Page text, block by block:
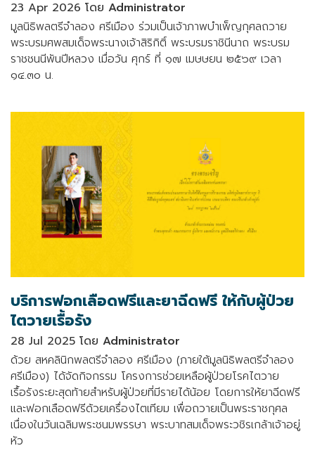
23 Apr 2026 โดย Administrator
มูลนิธิพลตรีจำลอง ศรีเมือง ร่วมเป็นเจ้าภาพบำเพ็ญกุศลถวาย
พระบรมศพสมเด็จพระนางเจ้าสิริกิติ์ พระบรมราชินีนาถ พระบรม
ราชชนนีพันปีหลวง เมื่อวัน ศุกร์ ที่ ๑๗ เมษษยน ๒๕๖๙ เวลา
๑๔.๓๐ น.
บริการฟอกเลือดฟรีและยาฉีดฟรี ให้กับผู้ป่วย
ไตวายเรื้อรัง
28 Jul 2025 โดย Administrator
ด้วย สหคลินิกพลตรีจำลอง ศรีเมือง (ภายใต้มูลนิธิพลตรีจำลอง
ศรีเมือง) ได้จัดกิจกรรม โครงการช่วยเหลือผู้ป่วยโรคไตวาย
เรื้อรังระยะสุดท้ายสำหรับผู้ป่วยที่มีรายได้น้อย โดยการให้ยาฉีดฟรี
และฟอกเลือดฟรีด้วยเครื่องไตเทียม เพื่อถวายเป็นพระราชกุศล
เนื่องในวันเฉลิมพระชนมพรรษา พระบาทสมเด็จพระวชิรเกล้าเจ้าอยู่
หัว